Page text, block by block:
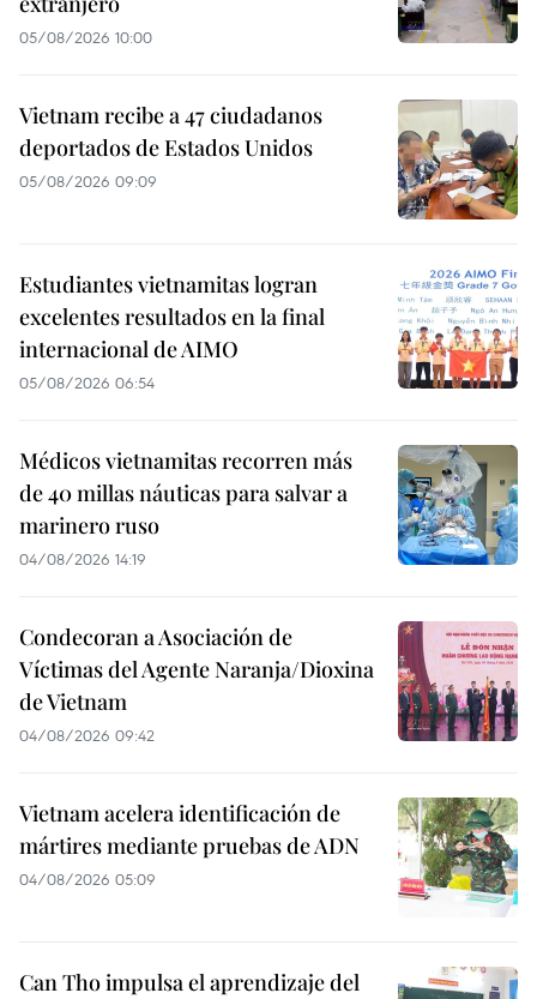
05/08/2026 10:00
Vietnam recibe a 47 ciudadanos
deportados de Estados Unidos
05/08/2026 09:09
Estudiantes vietnamitas logran
excelentes resultados en la final
internacional de AIMO
05/08/2026 06:54
Médicos vietnamitas recorren más
de 40 millas náuticas para salvar a
marinero ruso
04/08/2026 14:19
Condecoran a Asociación de
Víctimas del Agente Naranja/Dioxina
de Vietnam
04/08/2026 09:42
Vietnam acelera identificación de
mártires mediante pruebas de ADN
04/08/2026 05:09
Can Tho impulsa el aprendizaje del